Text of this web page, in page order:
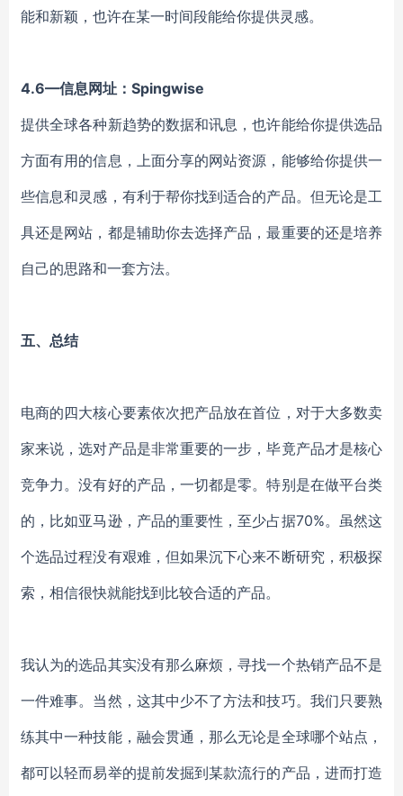
能和新颖，也许在某一时间段能给你提供灵感。
4.6—信息网址：Spingwise
提供全球各种新趋势的数据和讯息，也许能给你提供选品
方面有用的信息，上面分享的网站资源，能够给你提供一
些信息和灵感，有利于帮你找到适合的产品。但无论是工
具还是网站，都是辅助你去选择产品，最重要的还是培养
自己的思路和一套方法。
五、总结
电商的四大核心要素依次把产品放在首位，对于大多数卖
家来说，选对产品是非常重要的一步，毕竟产品才是核心
竞争力。没有好的产品，一切都是零。特别是在做平台类
的，比如亚马逊，产品的重要性，至少占据70%。虽然这
个选品过程没有艰难，但如果沉下心来不断研究，积极探
索，相信很快就能找到比较合适的产品。
我认为的选品其实没有那么麻烦，寻找一个热销产品不是
一件难事。当然，这其中少不了方法和技巧。我们只要熟
练其中一种技能，融会贯通，那么无论是全球哪个站点，
都可以轻而易举的提前发掘到某款流行的产品，进而打造